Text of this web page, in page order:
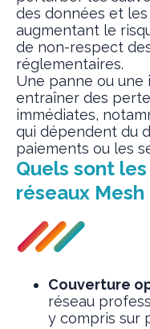
des données et
augmentant le
de non-respect
réglementaires.
Une panne ou
entraîner des
immédiates,
qui dépendent du
paiements ou les
Quels sont
réseaux Mesh
Couverture
réseau
y compris sur